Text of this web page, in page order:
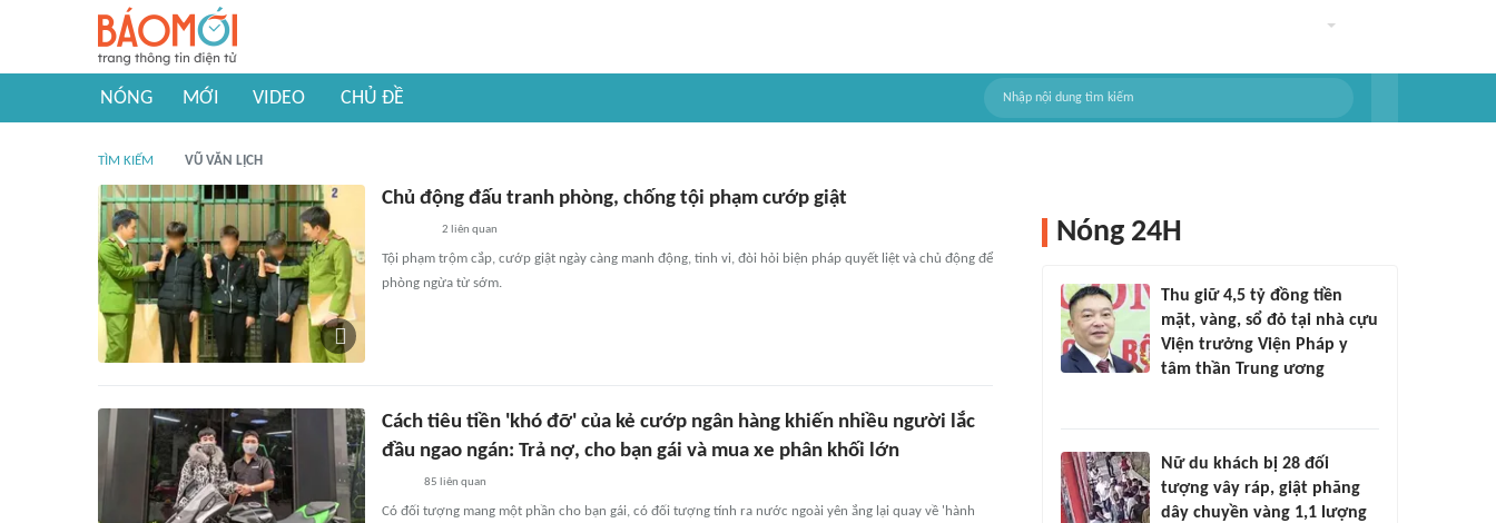
NÓNG MỚI VIDEO CHỦ ĐỀ
TÌM KIẾM VŨ VĂN LỊCH
Chủ động đấu tranh phòng, chống tội phạm cướp giật
2 liên quan
Tội phạm trộm cắp, cướp giật ngày càng manh động, tinh vi, đòi hỏi biện pháp quyết liệt và chủ động để
phòng ngừa từ sớm.
Cách tiêu tiền 'khó đỡ' của kẻ cướp ngân hàng khiến nhiều người lắc
đầu ngao ngán: Trả nợ, cho bạn gái và mua xe phân khối lớn
85 liên quan
Có đối tượng mang một phần cho bạn gái, có đối tượng tính ra nước ngoài yên ắng lại quay về 'hành
Nóng 24H
Thu giữ 4,5 tỷ đồng tiền
mặt, vàng, sổ đỏ tại nhà cựu
Viện trưởng Viện Pháp y
tâm thần Trung ương
Nữ du khách bị 28 đối
tượng vây ráp, giật phăng
dây chuyền vàng 1,1 lượng